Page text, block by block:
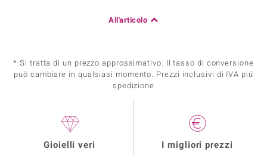
All'articolo
* Si tratta di un prezzo approssimativo. Il tasso di conversione
può cambiare in qualsiasi momento. Prezzi inclusivi di IVA piú
spedizione
Gioielli veri I migliori prezzi